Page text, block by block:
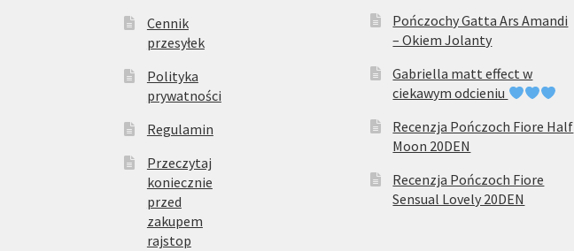
Cennik
przesyłek
Polityka
prywatności
Regulamin
Przeczytaj
koniecznie
przed
zakupem
rajstop
Pończochy Gatta Ars Amandi
– Okiem Jolanty
Gabriella matt effect w
ciekawym odcieniu
Recenzja Pończoch Fiore Half
Moon 20DEN
Recenzja Pończoch Fiore
Sensual Lovely 20DEN